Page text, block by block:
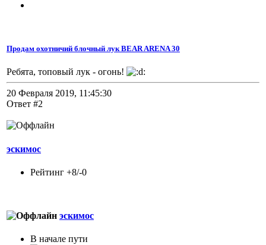
Продам охотничий блочный лук BEAR ARENA 30
Ребята, топовый лук - огонь!
20 Февраля 2019, 11:45:30
Ответ #2
эскимос
Рейтинг +8/-0
эскимос
В начале пути